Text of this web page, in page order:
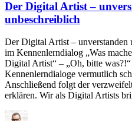
Der Digital Artist –
unbeschreiblich
Der Digital Artist –
im Kennenlerndialog „Was
Digital Artist“ – „Oh, bitte
Kennenlerndialoge vermutlich
Anschließend folgt der
erklären. Wir als Digital Artists